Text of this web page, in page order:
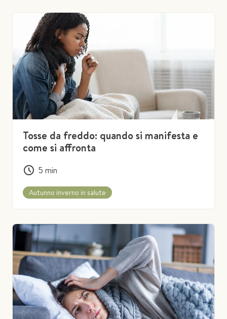
Tosse da freddo: quando si manifesta e
come si affronta
5 min
Autunno inverno in salute